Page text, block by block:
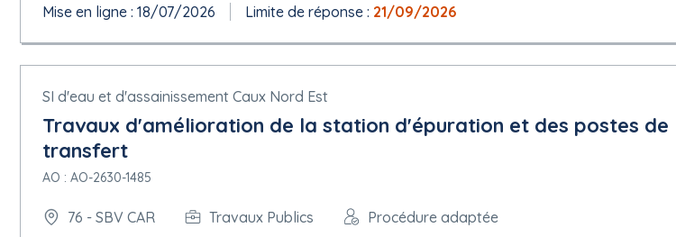
5.1.16 Informations complémentaires, médiation et réexamen
Organisation chargée des procédures de recours : Tribunal administratif de Rouen
Organisation qui fournit des précisions concernant l'introduction des recours : Tribunal administratif de Rouen
Section 8 - Organisations
8.1 ORG-0001
Nom officiel : Avenue-Web Systèmes
Ville : Seyssinet-Pariset
Mise en ligne : 18/07/2026 Limite de réponse : 21/09/2026
SI d'eau et d'assainissement Caux Nord Est
Travaux d'amélioration de la station d'épuration et des postes de
transfert
AO : AO-2630-1485
76 - SBV CAR Travaux Publics Procédure adaptée